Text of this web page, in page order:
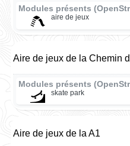
Modules présents
aire de jeux
Aire de jeux de la Chemin
Modules présents
skate park
Aire de jeux de la A1